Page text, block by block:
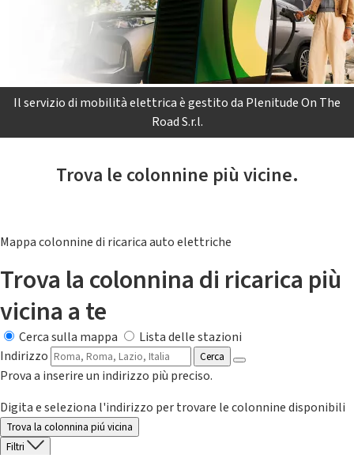
Il servizio di mobilità elettrica è gestito da Plenitude On The
Road S.r.l.
Trova le colonnine più vicine.
Mappa colonnine di ricarica auto elettriche
Trova la colonnina di ricarica più
vicina a te
Cerca sulla mappa
Lista delle stazioni
Indirizzo
Cerca
Prova a inserire un indirizzo più preciso.
Digita e seleziona l'indirizzo per trovare le colonnine disponibili
Trova la colonnina piú vicina
Filtri